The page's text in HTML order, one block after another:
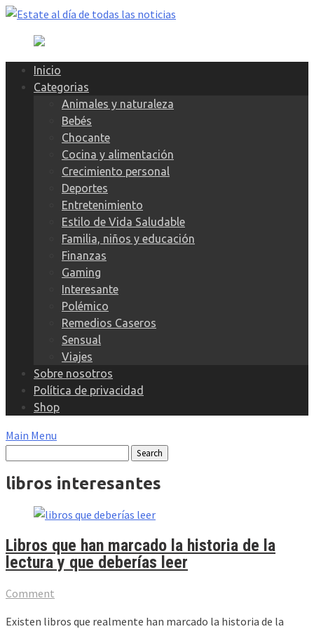
Skip
content
Inicio
Categorias
Animales y naturaleza
Bebés
Chocante
Cocina y alimentación
Crecimiento personal
Deportes
Entretenimiento
Estilo de Vida Saludable
Familia, niños y educación
Finanzas
Gaming
Interesante
Polémico
Remedios Caseros
Sensual
Viajes
Sobre nosotros
Política de privacidad
Shop
Main Menu
libros interesantes
Libros que han marcado la historia de la
lectura y que deberías leer
Comment
Existen libros que realmente han marcado la historia de la